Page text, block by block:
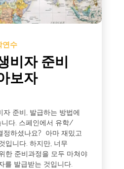
연수
비자 준비
보자
자 준비, 발급하는 방법에
다. 스페인에서 유학/
정하셨나요? 아마 재밌고
입니다. 하지만, 너무
한 준비과정을 모두 마쳐야
를 발급받는 것입니다.